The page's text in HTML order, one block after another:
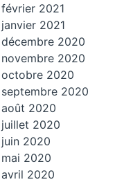
février 2021
janvier 2021
décembre 2020
novembre 2020
octobre 2020
septembre 2020
août 2020
juillet 2020
juin 2020
mai 2020
avril 2020